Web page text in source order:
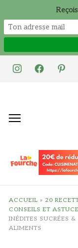
instagramfacebook
ACCUEIL » 20
CONSEILS ET
INÉDITES SUCRÉES
ALIMENTS